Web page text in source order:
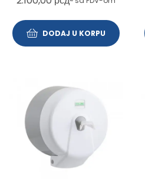
DODAJ U KORPU